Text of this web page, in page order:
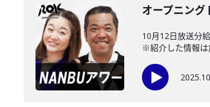
オープニング
10月12日放送分
※紹介した情報は